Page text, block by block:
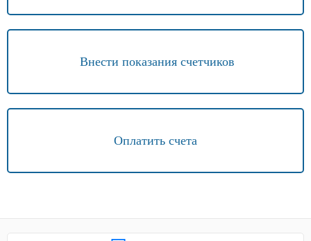
Внести показания счетчиков
Оплатить счета